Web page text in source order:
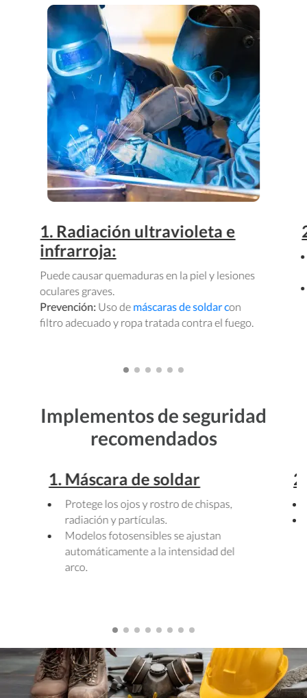
1. Radiación ultravioleta e
infrarroja:
Puede causar quemaduras en la piel y lesiones
oculares graves.
Prevención: Uso de máscaras de soldar con
filtro adecuado y ropa tratada contra el fuego.
Implementos de seguridad
recomendados
1. Máscara de soldar
Protege los ojos y rostro de chispas,
radiación y partículas.
Modelos fotosensibles se ajustan
automáticamente a la intensidad del
arco.